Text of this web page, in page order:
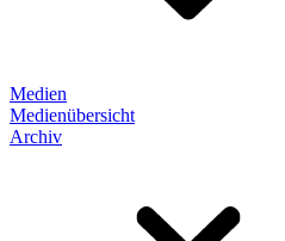
Medien
Medienübersicht
Archiv